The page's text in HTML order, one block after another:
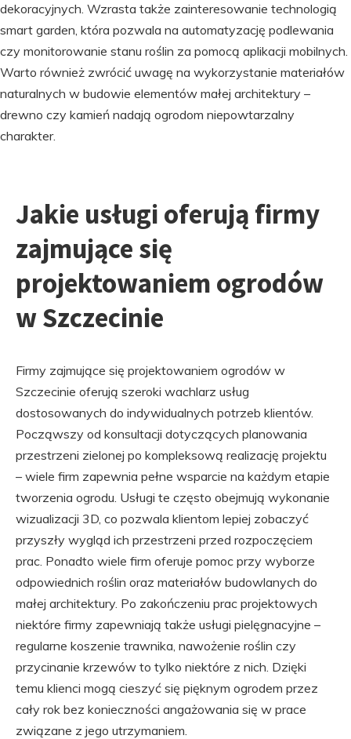
dekoracyjnych. Wzrasta także zainteresowanie technologią
smart garden, która pozwala na automatyzację podlewania
czy monitorowanie stanu roślin za pomocą aplikacji mobilnych.
Warto również zwrócić uwagę na wykorzystanie materiałów
naturalnych w budowie elementów małej architektury –
drewno czy kamień nadają ogrodom niepowtarzalny
charakter.
Jakie usługi oferują firmy
zajmujące się
projektowaniem ogrodów
w Szczecinie
Firmy zajmujące się projektowaniem ogrodów w
Szczecinie oferują szeroki wachlarz usług
dostosowanych do indywidualnych potrzeb klientów.
Począwszy od konsultacji dotyczących planowania
przestrzeni zielonej po kompleksową realizację projektu
– wiele firm zapewnia pełne wsparcie na każdym etapie
tworzenia ogrodu. Usługi te często obejmują wykonanie
wizualizacji 3D, co pozwala klientom lepiej zobaczyć
przyszły wygląd ich przestrzeni przed rozpoczęciem
prac. Ponadto wiele firm oferuje pomoc przy wyborze
odpowiednich roślin oraz materiałów budowlanych do
małej architektury. Po zakończeniu prac projektowych
niektóre firmy zapewniają także usługi pielęgnacyjne –
regularne koszenie trawnika, nawożenie roślin czy
przycinanie krzewów to tylko niektóre z nich. Dzięki
temu klienci mogą cieszyć się pięknym ogrodem przez
cały rok bez konieczności angażowania się w prace
związane z jego utrzymaniem.